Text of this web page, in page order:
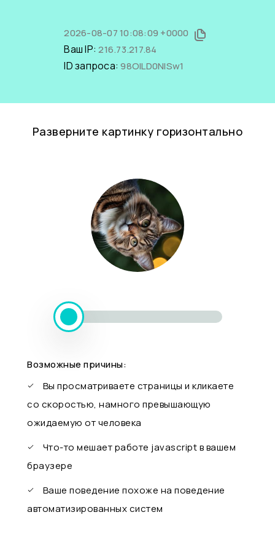
2026-08-07 10:08:09 +0000
Ваш IP:216.73.217.84
ID запроса:98OILD0NlSw1
Разверните картинку горизонтально
Возможные причины:
Вы просматриваете страницы и кликаете
со скоростью, намного превышающую
ожидаемую от человека
Что-то мешает работе javascript в вашем
браузере
Ваше поведение похоже на поведение
автоматизированных систем